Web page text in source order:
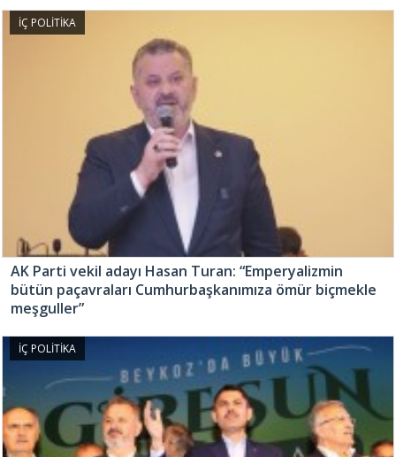
İÇ POLİTİKA
AK Parti vekil adayı Hasan Turan: “Emperyalizmin
bütün paçavraları Cumhurbaşkanımıza ömür biçmekle
meşguller”
İÇ POLİTİKA